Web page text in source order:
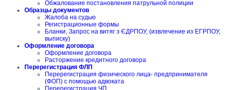
Обжалование постановления патрульной полиции
Образцы документов
Жалоба на судью
Регистрационные формы
Бланки, Запрос на витяг з ЄДРПОУ, (извлечение из ЕГРПОУ,
выписку)
Оформление договора
Оформление договора
Расторжение кредитного договора
Перерегистрация ФЛП
Перерегистрация физического лица- предпринимателя
(ФОП) с помощью адвоката